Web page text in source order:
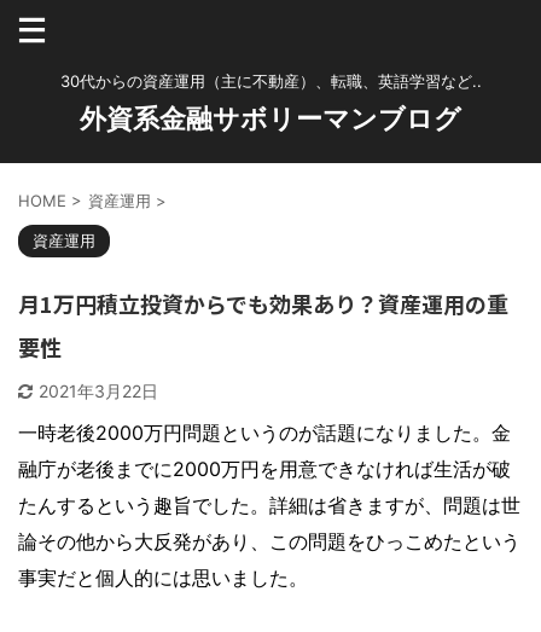
30代からの資産運用（主に不動産）、転職、英語学習など..
外資系金融サボリーマンブログ
HOME > 資産運用 >
資産運用
月1万円積立投資からでも効果あり？資産運用の重
要性
2021年3月22日
一時老後2000万円問題というのが話題になりました。金
融庁が老後までに2000万円を用意できなければ生活が破
たんするという趣旨でした。詳細は省きますが、問題は世
論その他から大反発があり、この問題をひっこめたという
事実だと個人的には思いました。